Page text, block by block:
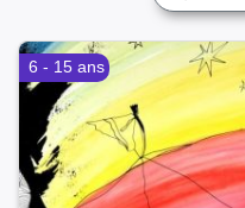
6 - 15 ans